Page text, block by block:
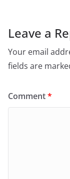
Leave a
Your email
fields are
Comment*